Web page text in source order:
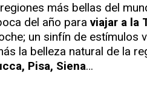
más bellas del
del año para viajar a la
un sinfín de estímulos
la belleza natural de la
Pisa, Siena…